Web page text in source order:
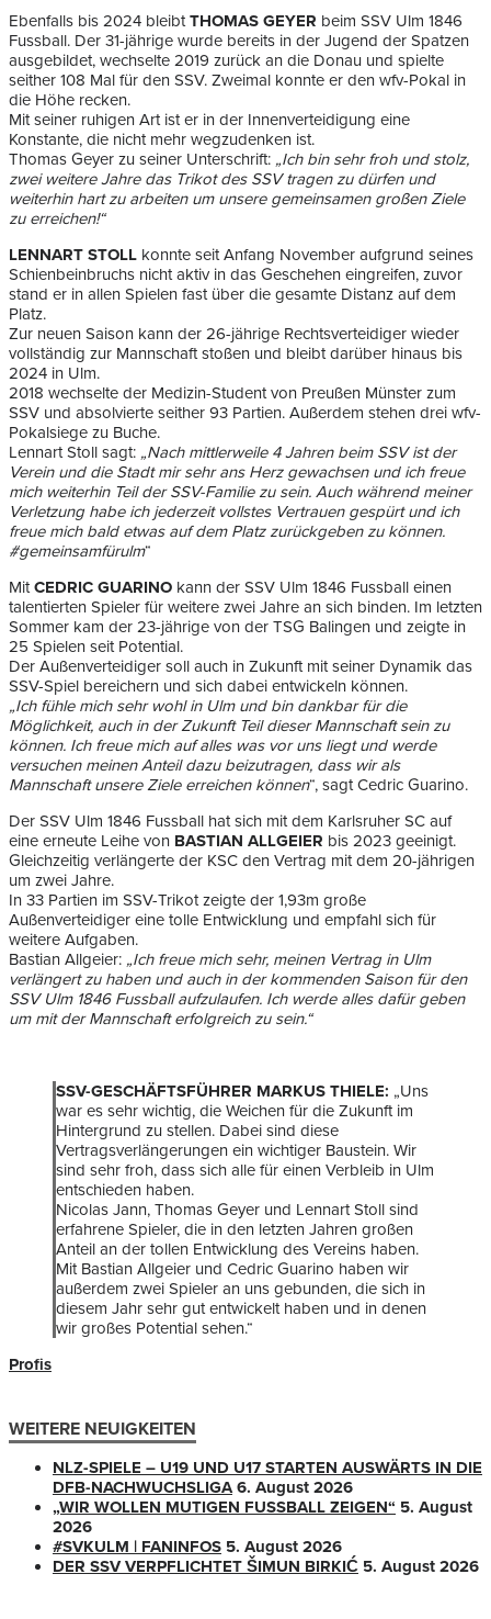
Ebenfalls bis 2024 bleibtTHOMAS GEYER beim SSV Ulm 1846
Fussball. Der 31-jährige wurde bereits in der Jugend der Spatzen
ausgebildet, wechselte 2019 zurück an die Donau und spielte
seither 108 Mal für den SSV. Zweimal konnte er den wfv-Pokal in
die Höhe recken.
Mit seiner ruhigen Art ist er in der Innenverteidigung eine
Konstante, die nicht mehr wegzudenken ist.
Thomas Geyer zu seiner Unterschrift: „Ich bin sehr froh und stolz,
zwei weitere Jahre das Trikot des SSV tragen zu dürfen und
weiterhin hart zu arbeiten um unsere gemeinsamen großen Ziele
zu erreichen!“
LENNART STOLL konnte seit Anfang November aufgrund seines
Schienbeinbruchs nicht aktiv in das Geschehen eingreifen, zuvor
stand er in allen Spielen fast über die gesamte Distanz auf dem
Platz.
Zur neuen Saison kann der 26-jährige Rechtsverteidiger wieder
vollständig zur Mannschaft stoßen und bleibt darüber hinaus bis
2024 in Ulm.
2018 wechselte der Medizin-Student von Preußen Münster zum
SSV und absolvierte seither 93 Partien. Außerdem stehen drei wfv-
Pokalsiege zu Buche.
Lennart Stoll sagt: „Nach mittlerweile 4 Jahren beim SSV ist der
Verein und die Stadt mir sehr ans Herz gewachsen und ich freue
mich weiterhin Teil der SSV-Familie zu sein. Auch während meiner
Verletzung habe ich jederzeit vollstes Vertrauen gespürt und ich
freue mich bald etwas auf dem Platz zurückgeben zu können.
#gemeinsamfürulm“
MitCEDRIC GUARINO kann der SSV Ulm 1846 Fussball einen
talentierten Spieler für weitere zwei Jahre an sich binden. Im letzten
Sommer kam der 23-jährige von der TSG Balingen und zeigte in
25 Spielen seit Potential.
Der Außenverteidiger soll auch in Zukunft mit seiner Dynamik das
SSV-Spiel bereichern und sich dabei entwickeln können.
„Ich fühle mich sehr wohl in Ulm und bin dankbar für die
Möglichkeit, auch in der Zukunft Teil dieser Mannschaft sein zu
können. Ich freue mich auf alles was vor uns liegt und werde
versuchen meinen Anteil dazu beizutragen, dass wir als
Mannschaft unsere Ziele erreichen können“, sagt Cedric Guarino.
Der SSV Ulm 1846 Fussball hat sich mit dem Karlsruher SC auf
eine erneute Leihe von BASTIAN ALLGEIER bis 2023 geeinigt.
Gleichzeitig verlängerte der KSC den Vertrag mit dem 20-jährigen
um zwei Jahre.
In 33 Partien im SSV-Trikot zeigte der 1,93m große
Außenverteidiger eine tolle Entwicklung und empfahl sich für
weitere Aufgaben.
Bastian Allgeier: „Ich freue mich sehr, meinen Vertrag in Ulm
verlängert zu haben und auch in der kommenden Saison für den
SSV Ulm 1846 Fussball aufzulaufen. Ich werde alles dafür geben
um mit der Mannschaft erfolgreich zu sein.“
SSV-GESCHÄFTSFÜHRER MARKUS THIELE: „Uns
war es sehr wichtig, die Weichen für die Zukunft im
Hintergrund zu stellen. Dabei sind diese
Vertragsverlängerungen ein wichtiger Baustein. Wir
sind sehr froh, dass sich alle für einen Verbleib in Ulm
entschieden haben.
Nicolas Jann, Thomas Geyer und Lennart Stoll sind
erfahrene Spieler, die in den letzten Jahren großen
Anteil an der tollen Entwicklung des Vereins haben.
Mit Bastian Allgeier und Cedric Guarino haben wir
außerdem zwei Spieler an uns gebunden, die sich in
diesem Jahr sehr gut entwickelt haben und in denen
wir großes Potential sehen.“
Profis
WEITERE NEUIGKEITEN
NLZ-SPIELE – U19 UND U17 STARTEN AUSWÄRTS IN DIE
DFB-NACHWUCHSLIGA 6. August 2026
„WIR WOLLEN MUTIGEN FUSSBALL ZEIGEN“
5. August
2026
#SVKULM | FANINFOS 5. August 2026
DER SSV VERPFLICHTET ŠIMUN BIRKIĆ 5. August 2026